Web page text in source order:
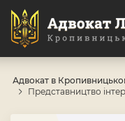
Адвокат в
Представництво